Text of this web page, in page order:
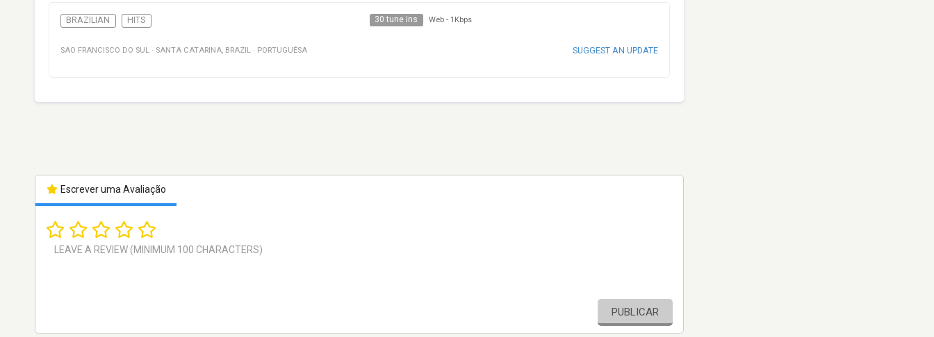
BRAZILIAN HITS 30 tune ins Web - 1Kbps
SAO FRANCISCO DO SUL · SANTA CATARINA, BRAZIL · PORTUGUÊSA SUGGEST AN UPDATE
Escrever uma Avaliação
PUBLICAR